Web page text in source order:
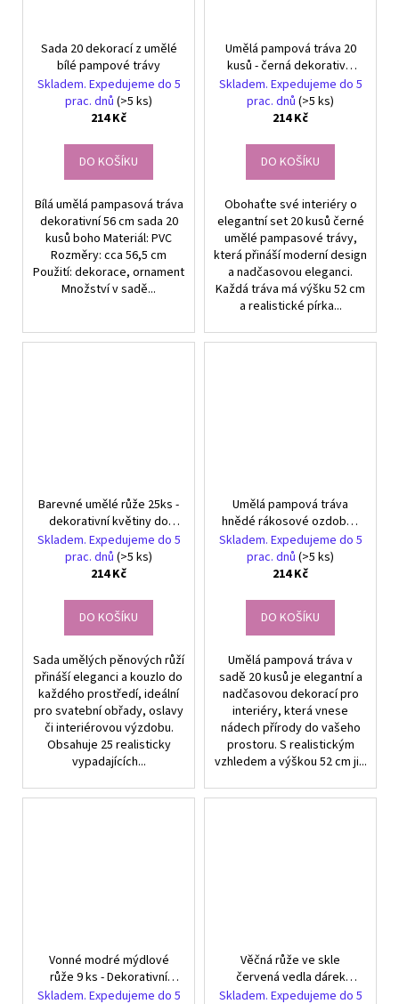
Sada 20 dekorací z umělé
bílé pampové trávy
Skladem. Expedujeme do 5
prac. dnů (>5 ks)
214 Kč
DO KOŠÍKU
Bílá umělá pampasová tráva
dekorativní 56 cm sada 20
kusů boho Materiál: PVC
Rozměry: cca 56,5 cm
Použití: dekorace, ornament
Množství v sadě...
Umělá pampová tráva 20
kusů - černá dekorativní
rákosová pírka pro design
interiéru a zahrady
Skladem. Expedujeme do 5
prac. dnů (>5 ks)
214 Kč
DO KOŠÍKU
Obohaťte své interiéry o
elegantní set 20 kusů černé
umělé pampasové trávy,
která přináší moderní design
a nadčasovou eleganci.
Každá tráva má výšku 52 cm
a realistické pírka...
Barevné umělé růže 25ks -
dekorativní květiny do
bytu, imitace kytice
Skladem. Expedujeme do 5
prac. dnů (>5 ks)
214 Kč
DO KOŠÍKU
Sada umělých pěnových růží
přináší eleganci a kouzlo do
každého prostředí, ideální
pro svatební obřady, oslavy
či interiérovou výzdobu.
Obsahuje 25 realisticky
vypadajících...
Umělá pampová tráva
hnědé rákosové ozdobné
peří 20 ks
Skladem. Expedujeme do 5
prac. dnů (>5 ks)
214 Kč
DO KOŠÍKU
Umělá pampová tráva v
sadě 20 kusů je elegantní a
nadčasovou dekorací pro
interiéry, která vnese
nádech přírody do vašeho
prostoru. S realistickým
vzhledem a výškou 52 cm ji...
Vonné modré mýdlové
růže 9 ks - Dekorativní
dárková sada pro každou
Skladem. Expedujeme do 5
Věčná růže ve skle
červená vedla dárek
svítící pro příležitost pro
Skladem. Expedujeme do 5